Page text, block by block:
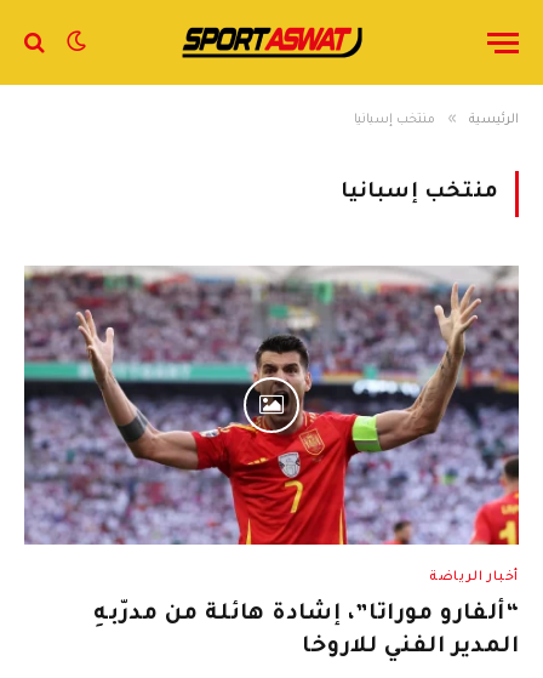
الرئيسية » منتخب إسبانيا
منتخب إسبانيا
أخبار الرياضة
“ألفارو موراتا”، إشادة هائلة من مدرّبهِ
المدير الفني للاروخا